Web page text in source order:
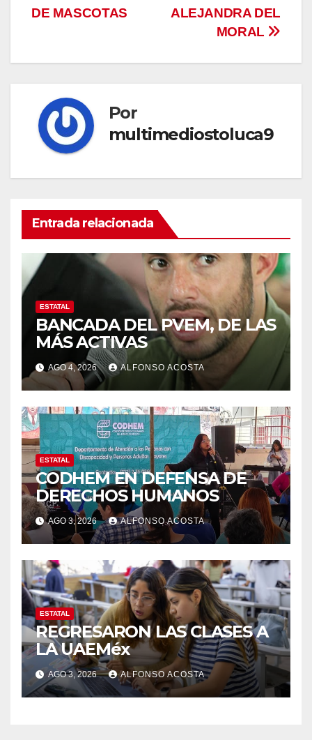
entradas
ALEJANDRA DEL
MORAL
DE MASCOTAS
Por
multimediostoluca9
Entrada relacionada
ESTATAL
BANCADA DEL PVEM, DE LAS
MÁS ACTIVAS
AGO 4, 2026 ALFONSO ACOSTA
ESTATAL
CODHEM EN DEFENSA DE
DERECHOS HUMANOS
AGO 3, 2026 ALFONSO ACOSTA
ESTATAL
REGRESARON LAS CLASES A
LA UAEMéx
AGO 3, 2026 ALFONSO ACOSTA